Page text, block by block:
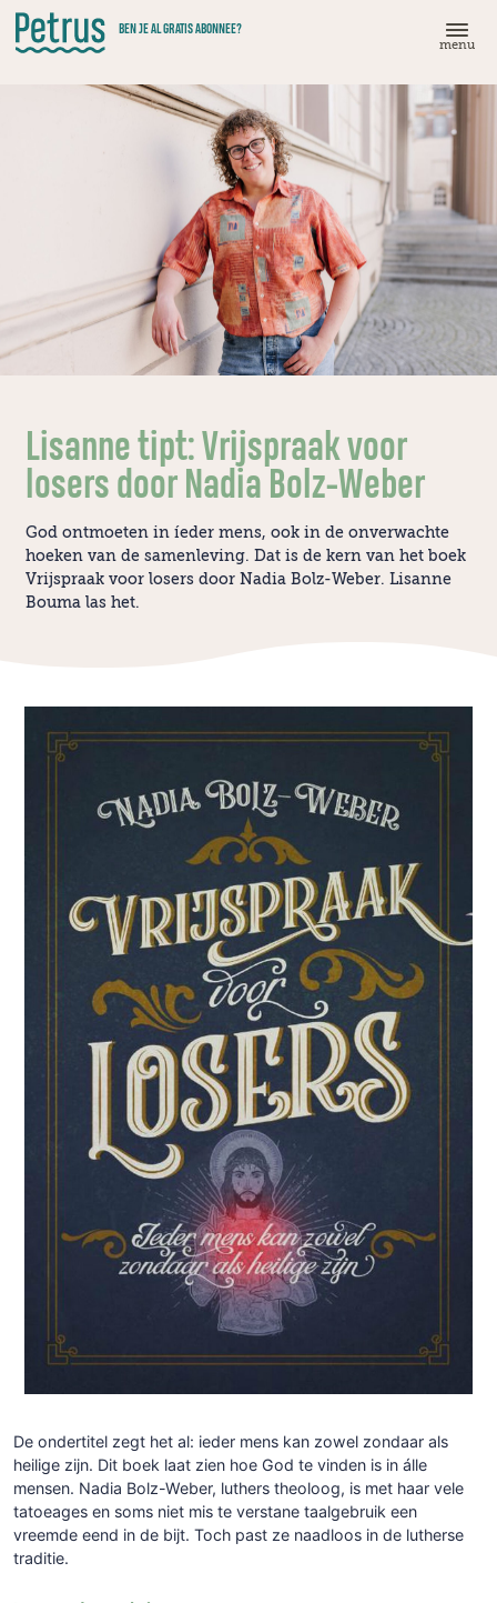
Doorgaan
naar
hoofdinhoud
BEN JE AL GRATIS ABONNEE?
menu
Lisanne tipt: Vrijspraak voor
losers door Nadia Bolz-Weber
God ontmoeten in íeder mens, ook in de onverwachte
hoeken van de samenleving. Dat is de kern van het boek
Vrijspraak voor losers door Nadia Bolz-Weber. Lisanne
Bouma las het.
De ondertitel zegt het al: ieder mens kan zowel zondaar als
heilige zijn. Dit boek laat zien hoe God te vinden is in álle
mensen. Nadia Bolz-Weber, luthers theoloog, is met haar vele
tatoeages en soms niet mis te verstane taalgebruik een
vreemde eend in de bijt. Toch past ze naadloos in de lutherse
traditie.